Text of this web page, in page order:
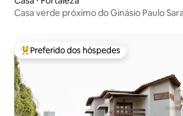
Casa verde próximo do Ginásio Paulo
Entre os melhores preferidos dos hóspedes
Preferido dos hóspedes